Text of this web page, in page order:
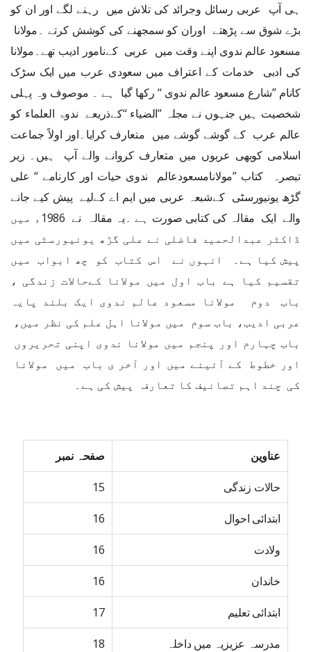
ہی آپ عربی رسائل وجرائد کی تلاش میں رہنے لگے اور ان کو
بڑے شوق سے پڑھتے اوران کو سمجھنے کی کوشش کرتے ۔مولانا
مسعود عالم ندوی اپنے وقت میں عربی کےنامور ادیب تھے۔مولانا
کی ادبی خدمات کے اعتراف میں سعودی عرب میں ایک سڑک
کانام ’’شارع مسعود عالم ندوی ‘‘ رکھا گیا ہے ۔ موصوف وہ پہلی
شخصیت ہیں جنہوں نے مجلہ ’’الضیاء ‘‘کےذریعے ندوۃ العلماء کو
عالم عرب کے گوشے گوشے میں متعارف کرایا۔اور اولاً جماعت
اسلامی کوبھی عربوں میں متعارف کروانے والے آپ ہیں۔ زیر
تبصرہ کتاب ’’مولانامسعودعالم ندوی حیات اور کارنامے ‘‘ علی
گڑھ یونیورسٹی کےشبعہ عربی میں ایم اے کےلیے پیش کیے جانے
والے ایک مقالہ کی کتابی صورت ہے ۔یہ مقالہ نے 1986ء میں
ڈاکٹر عبدالحمید فاضلی نے علی گڑھ یونیورسٹی میں
پیش کیا ہے۔ انہوں نے اس کتاب کو چھ ابواب میں
تقسیم کیا ہے باب اول میں مولانا کےحالات زندگی ،
باب دوم مولانا مسعود عالم ندوی ایک بلند پایہ
عربی ادیب، باب سوم میں مولانا اہل علم کی نظر میں،
باب چہارم اور پنجم میں مولانا ندوی اپنی تحریروں
اور خطوط کے آئینے میں اور آخر ی باب میں مولانا
کی چند اہم تصانیف کا تعارف پیش کی ہے۔
عناوین صفحہ نمبر
حالات زندگی 15
ابتدائی احوال 16
ولادت 16
خاندان 16
ابتدائی تعلیم 17
مدرسہ عزیزیہ میں داخلہ 18